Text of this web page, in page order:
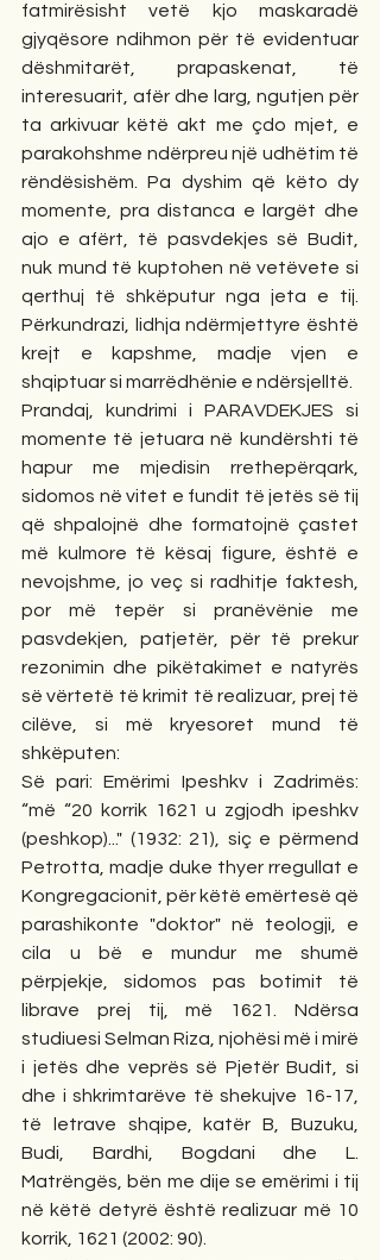
fatmirësisht vetë kjo maskaradë
gjyqësore ndihmon për të evidentuar
dëshmitarët, prapaskenat, të
interesuarit, afër dhe larg, ngutjen për
ta arkivuar këtë akt me çdo mjet, e
parakohshme ndërpreu një udhëtim të
rëndësishëm. Pa dyshim që këto dy
momente, pra distanca e largët dhe
ajo e afërt, të pasvdekjes së Budit,
nuk mund të kuptohen në vetëvete si
qerthuj të shkëputur nga jeta e tij.
Përkundrazi, lidhja ndërmjettyre është
krejt e kapshme, madje vjen e
shqiptuar si marrëdhënie e ndërsjelltë.
Prandaj, kundrimi i PARAVDEKJES si
momente të jetuara në kundërshti të
hapur me mjedisin rrethepërqark,
sidomos në vitet e fundit të jetës së tij
që shpalojnë dhe formatojnë çastet
më kulmore të kësaj figure, është e
nevojshme, jo veç si radhitje faktesh,
por më tepër si pranëvënie me
pasvdekjen, patjetër, për të prekur
rezonimin dhe pikëtakimet e natyrës
së vërtetë të krimit të realizuar, prej të
cilëve, si më kryesoret mund të
shkëputen:
Së pari: Emërimi Ipeshkv i Zadrimës:
“më “20 korrik 1621 u zgjodh ipeshkv
(peshkop)..." (1932: 21), siç e përmend
Petrotta, madje duke thyer rregullat e
Kongregacionit, për këtë emërtesë që
parashikonte "doktor" në teologji, e
cila u bë e mundur me shumë
përpjekje, sidomos pas botimit të
librave prej tij, më 1621. Ndërsa
studiuesi Selman Riza, njohësi më i mirë
i jetës dhe veprës së Pjetër Budit, si
dhe i shkrimtarëve të shekujve 16-17,
të letrave shqipe, katër B, Buzuku,
Budi, Bardhi, Bogdani dhe L.
Matrëngës, bën me dije se emërimi i tij
në këtë detyrë është realizuar më 10
korrik, 1621 (2002: 90).